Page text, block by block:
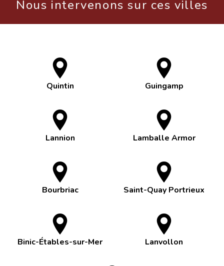
Nous intervenons sur ces villes
Quintin Guingamp
Lannion Lamballe Armor
Bourbriac Saint-Quay Portrieux
Binic-Étables-sur-Mer Lanvollon